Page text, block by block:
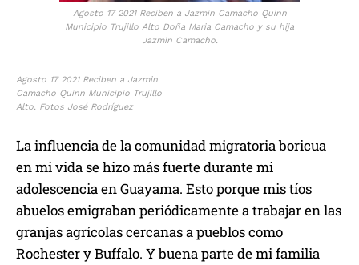
Agosto 17 2021 Reciben a Jazmin Camacho Quinn
Municipio Trujillo Alto Doña Maria Camacho y su hija
Jazmin Camacho.
Agosto 17 2021 Reciben a Jazmin
Camacho Quinn Municipio Trujillo
Alto. Fotos José Rodríguez
La influencia de la comunidad migratoria boricua
en mi vida se hizo más fuerte durante mi
adolescencia en Guayama. Esto porque mis tíos
abuelos emigraban periódicamente a trabajar en las
granjas agrícolas cercanas a pueblos como
Rochester y Buffalo. Y buena parte de mi familia